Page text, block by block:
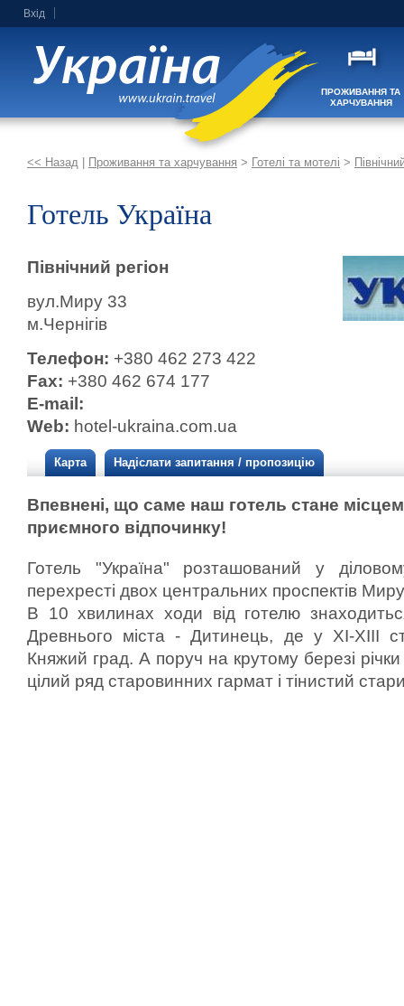
Вхід
ПРОЖИВАННЯ ТА
ХАРЧУВАННЯ
<< Назад Проживання та харчування > Готелі та мотелі >
Готель Україна
Північний регіон
вул.Миру 33
м.Чернігів
Телефон: +380 462 273 422
Fax: +380 462 674 177
E-mail:
Web: hotel-ukraina.com.ua
Карта Надіслати запитання / пропозицію
Впевнені, що саме наш готель стане
приємного відпочинку!
Готель "Україна" розташований у
перехресті двох центральних проспектів
В 10 хвилинах ходи від готелю
Древнього міста - Дитинець, де у ХІ-ХІІІ
Княжий град. А поруч на крутому березі
цілий ряд старовинних гармат і тінистий